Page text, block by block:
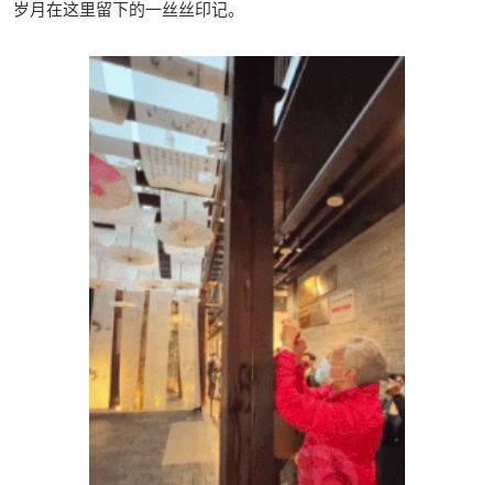
岁月在这里留下的一丝丝印记。